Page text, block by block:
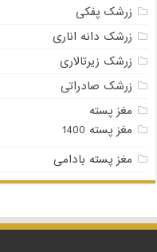
زرشک پفکی
زرشک دانه اناری
زرشک زیرتالاری
زرشک صادراتی
مغز پسته
مغز پسته 1400
مغز پسته بادامی